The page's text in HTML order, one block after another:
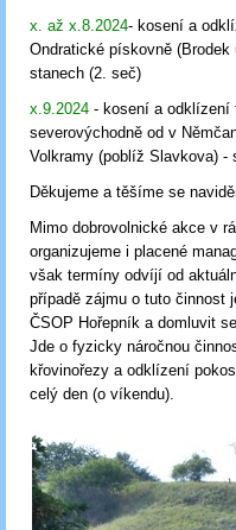
x. až x.8.2024- kosení a
Ondratické pískovně
stanech (2. seč)
x.9.2024 - kosení a odklízení
severovýchodně od v
Volkramy (poblíž Slavkova) -
Děkujeme a těšíme se
Mimo dobrovolnické akce v
organizujeme i placené
však termíny odvíjí od
případě zájmu o tuto činnost
ČSOP Hořepník a domluvit
Jde o fyzicky náročnou
křovinořezy a odklízení
celý den (o víkendu).